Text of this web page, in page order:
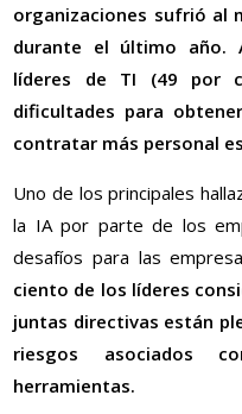
organizaciones sufrió al
durante el último año.
líderes de TI (49 por
dificultades para
contratar más personal
Uno de los principales
la IA por parte de los
desafíos para las
ciento de los líderes
juntas directivas están
riesgos asociados
herramientas.